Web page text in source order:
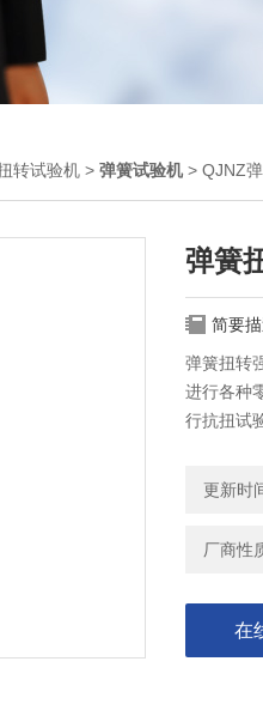
转试验机 > 弹簧试验机> QJNZ
弹簧
简要描
弹簧扭转
进行各种
行抗扭试
更新时
厂商性
在